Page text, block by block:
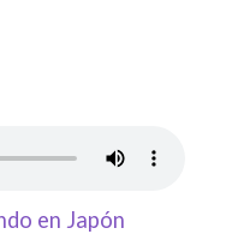
en Japón